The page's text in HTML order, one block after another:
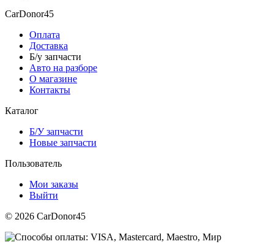
CarDonor45
Оплата
Доставка
Б/у запчасти
Авто на разборе
О магазине
Контакты
Каталог
Б/У запчасти
Новые запчасти
Пользователь
Мои заказы
Выйти
© 2026 CarDonor45